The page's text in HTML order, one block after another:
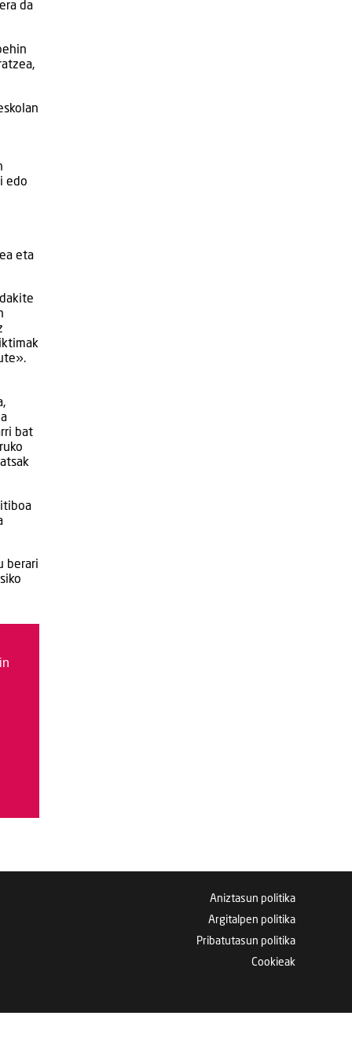
da
edo
eta
bat
berari
Aniztasun politika
Argitalpen politika
Pribatutasun politika
Cookieak